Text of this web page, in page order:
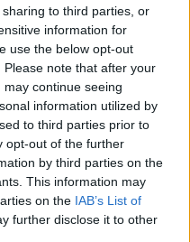
to third parties, or
information for
use the below opt-out
note that after your
continue seeing
information utilized by
to third parties prior to
opt-out of the further
by third parties on the
This information may
on the IAB’s List of
further disclose it to other
kialakítása előnyös a
példa a sok
az árakat: milyen
mi az ára, ha
dollár (kb. 270 ezer
dollár (kb. 240 ezer